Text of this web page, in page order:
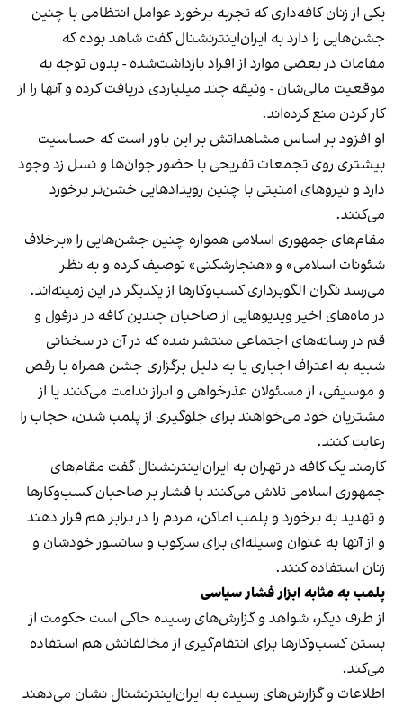
یکی از زنان کافه‌داری که تجربه برخورد عوامل انتظامی با چنین
جشن‌هایی را دارد به ایران‌اینترنشنال گفت شاهد بوده که
مقامات در بعضی موارد از افراد بازداشت‌‌شده - بدون توجه به
موقعیت مالی‌شان - وثیقه چند میلیاردی دریافت کرده و آنها را از
کار کردن منع کرده‌اند.
او افزود بر اساس مشاهداتش بر این باور است که حساسیت
بیشتری روی تجمعات تفریحی با حضور جوان‌ها و نسل زد وجود
دارد و نیروهای امنیتی با چنین رویدادهایی خشن‌تر برخورد
می‌کنند.
مقام‌های جمهوری اسلامی همواره چنین جشن‌هایی را «برخلاف
شئونات اسلامی» و «هنجارشکنی» توصیف کرده و به نظر
می‌رسد نگران الگوبرداری کسب‌وکارها از یکدیگر در این زمینه‌اند.
در ماه‌های اخیر ویدیوهایی از صاحبان چندین کافه در دزفول و
قم در رسانه‌های اجتماعی منتشر شده که در آن در سخنانی
شبیه به اعتراف اجباری یا به دلیل برگزاری جشن همراه با رقص
و موسیقی، از مسئولان عذرخواهی و ابراز ندامت می‌کنند یا از
مشتریان خود می‌خواهند برای جلوگیری از پلمب شدن، حجاب را
رعایت کنند.
کارمند یک کافه در تهران به ایران‌اینترنشنال گفت مقام‌های
جمهوری اسلامی تلاش می‌کنند با فشار بر صاحبان کسب‌وکارها
و تهدید به برخورد و پلمب اماکن، مردم را در برابر هم قرار دهند
و از آنها به عنوان وسیله‌ای برای سرکوب و سانسور خودشان و
زنان استفاده کنند.
پلمب به مثابه ابزار فشار سیاسی
از طرف دیگر، شواهد و گزارش‌های رسیده حاکی است حکومت از
بستن کسب‌وکارها برای انتقام‌گیری از مخالفانش هم استفاده
می‌کند.
اطلاعات و گزارش‌های رسیده به ایران‌اینترنشنال نشان می‌دهند